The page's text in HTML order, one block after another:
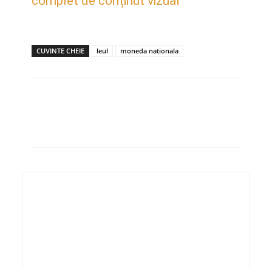
CUVINTE CHEIE leul moneda nationala